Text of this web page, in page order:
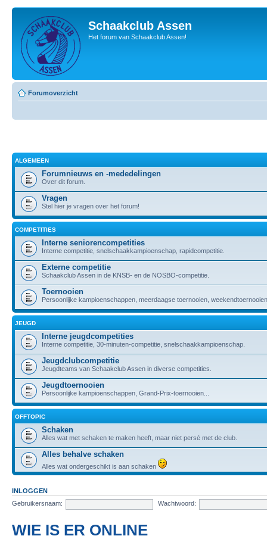
Schaakclub Assen
Het forum van Schaakclub Assen!
Forumoverzicht
ALGEMEEN
Forumnieuws en -mededelingen
Over dit forum.
Vragen
Stel hier je vragen over het forum!
COMPETITIES
Interne seniorencompetities
Interne competitie, snelschaakkampioenschap, rapidcompetitie.
Externe competitie
Schaakclub Assen in de KNSB- en de NOSBO-competitie.
Toernooien
Persoonlijke kampioenschappen, meerdaagse toernooien,
JEUGD
Interne jeugdcompetities
Interne competitie, 30-minuten-competitie, snelschaakkampioenschap.
Jeugdclubcompetitie
Jeugdteams van Schaakclub Assen in diverse competities.
Jeugdtoernooien
Persoonlijke kampioenschappen, Grand-Prix-toernooien...
OFFTOPIC
Schaken
Alles wat met schaken te maken heeft, maar niet persé met de club.
Alles behalve schaken
Alles wat ondergeschikt is aan schaken
INLOGGEN
Gebruikersnaam:
Wachtwoord:
WIE IS ER ONLINE